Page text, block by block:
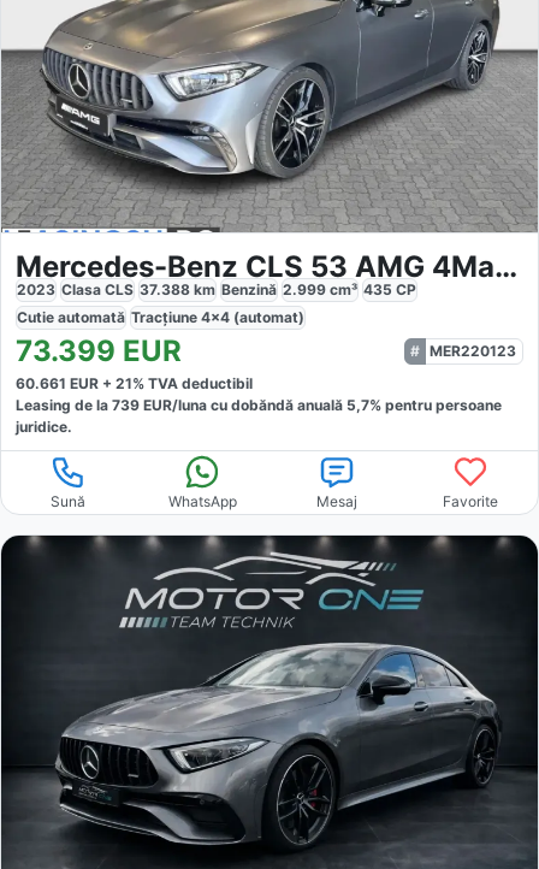
Mercedes-Benz CLS 53 AMG 4Matic+
2023 Clasa CLS 37.388 km Benzină 2.999 cm³ 435 CP
Cutie automată Tracțiune 4x4 (automat)
73.399 EUR
MER220123
60.661 EUR + 21% TVA deductibil
Leasing de la 739 EUR/luna cu dobăndă anuală 5,7% pentru persoane
juridice.
Sună WhatsApp Mesaj Favorite